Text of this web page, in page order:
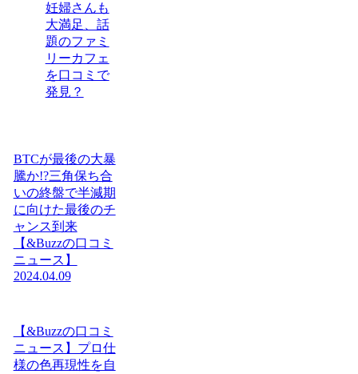
妊婦さんも
大満足、話
題のファミ
リーカフェ
を口コミで
発見？
BTCが最後の大暴
騰か!?三角保ち合
いの終盤で半減期
に向けた最後のチ
ャンス到来
【&Buzzの口コミ
ニュース】
2024.04.09
【&Buzzの口コミ
ニュース】プロ仕
様の色再現性を自